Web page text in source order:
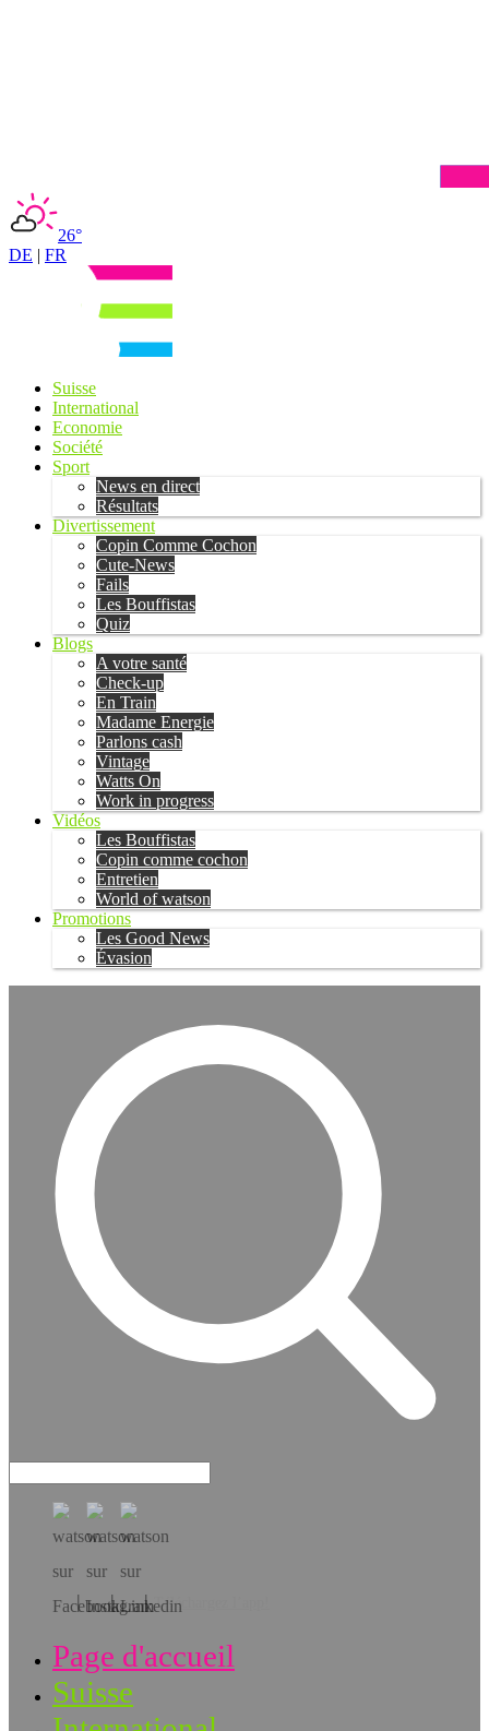
26°
DE | FR
Suisse
International
Economie
Société
Sport
News en direct
Résultats
Divertissement
Copin Comme Cochon
Cute-News
Fails
Les Bouffistas
Quiz
Blogs
A votre santé
Check-up
En Train
Madame Energie
Parlons cash
Vintage
Watts On
Work in progress
Vidéos
Les Bouffistas
Copin comme cochon
Entretien
World of watson
Promotions
Les Good News
Évasion
Téléchargez l’app!
Page d'accueil
Suisse